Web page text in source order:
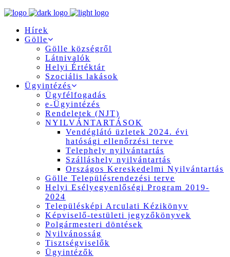
Hírek
Gölle
Gölle községről
Látnivalók
Helyi Értéktár
Szociális lakások
Ügyintézés
Ügyfélfogadás
e-Ügyintézés
Rendeletek (NJT)
NYILVÁNTARTÁSOK
Vendéglátó üzletek 2024. évi
hatósági ellenőrzési terve
Telephely nyilvántartás
Szálláshely nyilvántartás
Országos Kereskedelmi Nyilvántartás
Gölle Településrendezési terve
Helyi Esélyegyenlőségi Program 2019-
2024
Településképi Arculati Kézikönyv
Képviselő-testületi jegyzőkönyvek
Polgármesteri döntések
Nyilvánosság
Tisztségviselők
Ügyintézők